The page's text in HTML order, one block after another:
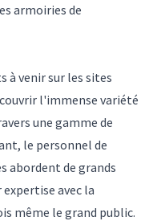
armoiries de
à venir sur les sites
l'immense variété
une gamme de
le personnel de
abordent de grands
avec la
même le grand public.